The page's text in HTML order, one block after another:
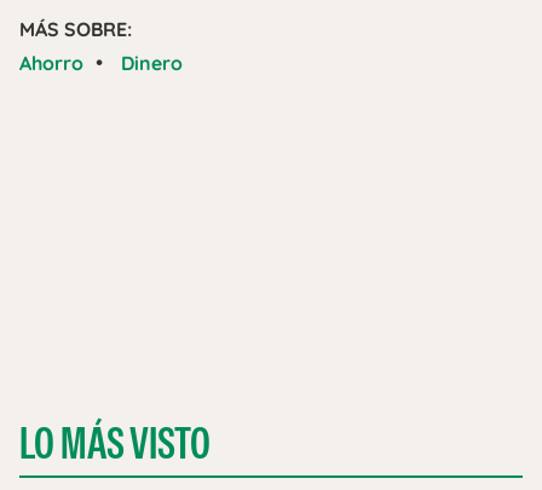
MÁS SOBRE:
Ahorro • Dinero
LO MÁS VISTO